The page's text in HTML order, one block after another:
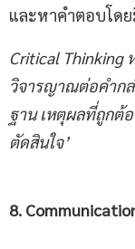
และหาคำตอบโด
Critical Thinking
วิจารญาณต่อคำก
ฐาน เหตุผลที่ถูกต้
ตัดสินใจ’
8.